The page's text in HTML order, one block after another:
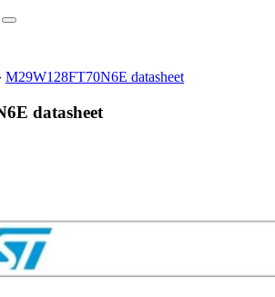
M29W128FT70N6E datasheet
datasheet